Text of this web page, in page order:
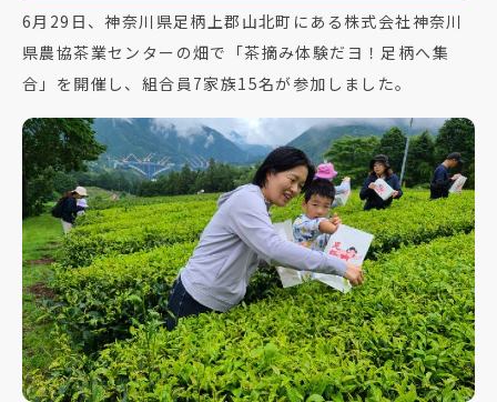
6月29日、神奈川県足柄上郡山北町にある株式会社神奈川
県農協茶業センターの畑で「茶摘み体験だヨ！足柄へ集
合」を開催し、組合員7家族15名が参加しました。